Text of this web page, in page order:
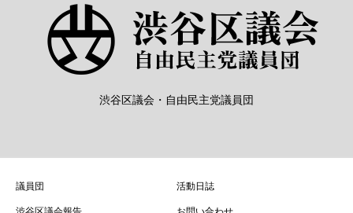
渋谷区議会・自由民主党議員団
議員団
活動日誌